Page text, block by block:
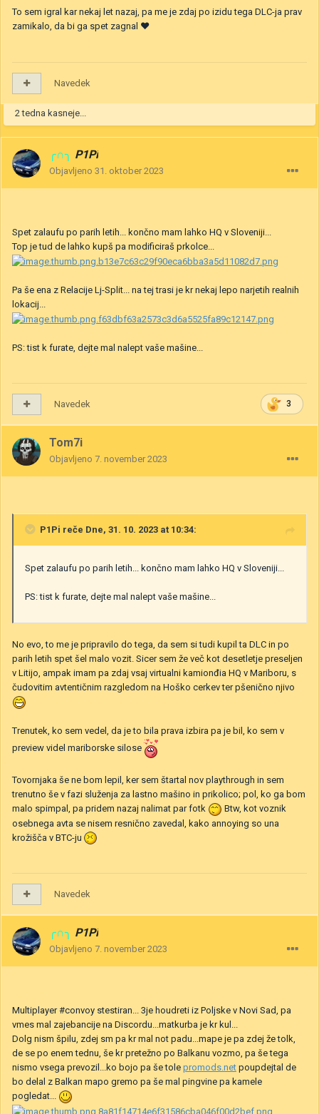
To sem igral kar nekaj let nazaj, pa me je zdaj po izidu tega DLC-ja prav
zamikalo, da bi ga spet zagnal ❤
Navedek
2 tedna kasneje...
╭∩╮ P1Pi
Objavljeno 31. oktober 2023
Spet zalaufu po parih letih... končno mam lahko HQ v Sloveniji...
Top je tud de lahko kupš pa modificiraš prkolce...
Pa še ena z Relacije Lj-Split... na tej trasi je kr nekaj lepo narjetih realnih
lokacij...
PS: tist k furate, dejte mal nalept vaše mašine...
3
Navedek
Tom7i
Objavljeno 7. november 2023
P1Pi reče Dne, 31. 10. 2023 at 10:34:
Spet zalaufu po parih letih... končno mam lahko HQ v Sloveniji...
PS: tist k furate, dejte mal nalept vaše mašine...
No evo, to me je pripravilo do tega, da sem si tudi kupil ta DLC in po
parih letih spet šel malo vozit. Sicer sem že več kot desetletje preseljen
v Litijo, ampak imam pa zdaj vsaj virtualni kamionđia HQ v Mariboru, s
čudovitim avtentičnim razgledom na Hoško cerkev ter pšenično njivo
Trenutek, ko sem vedel, da je to bila prava izbira pa je bil, ko sem v
preview videl mariborske silose
Tovornjaka še ne bom lepil, ker sem štartal nov playthrough in sem
trenutno še v fazi služenja za lastno mašino in prikolico; pol, ko ga bom
malo spimpal, pa pridem nazaj nalimat par fotk
Btw, kot voznik
osebnega avta se nisem resnično zavedal, kako annoying so una
krožišča v BTC-ju
Navedek
╭∩╮ P1Pi
Objavljeno 7. november 2023
Multiplayer #convoy stestiran... 3je houdreti iz Poljske v Novi Sad, pa
vmes mal zajebancije na Discordu...matkurba je kr kul...
Dolg nism špilu, zdej sm pa kr mal not padu...mape je pa zdej že tolk,
de se po enem tednu, še kr pretežno po Balkanu vozmo, pa še tega
nismo vsega prevozil...ko bojo pa še tole promods.net poupdejtal de
bo delal z Balkan mapo gremo pa še mal pingvine pa kamele
pogledat...